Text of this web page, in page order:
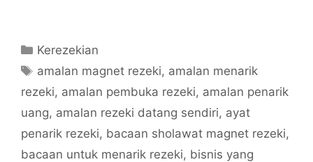
Categories
Kerezekian
Tags
amalan magnet rezeki, amalan menarik
rezeki, amalan pembuka rezeki, amalan penarik
uang, amalan rezeki datang sendiri, ayat
penarik rezeki, bacaan sholawat magnet rezeki,
bacaan untuk menarik rezeki, bisnis yang